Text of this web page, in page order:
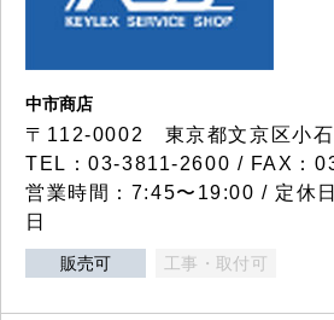
中市商店
〒112-0002 東京都文京区小
TEL：03-3811-2600 / FAX：
営業時間：7:45〜19:00 / 定休
日
販売可 工事・取付可